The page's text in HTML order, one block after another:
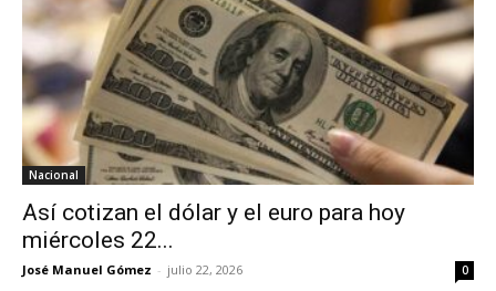
Nacional
Así cotizan el dólar y el euro para hoy
miércoles 22...
José Manuel Gómez - julio 22, 2026 0